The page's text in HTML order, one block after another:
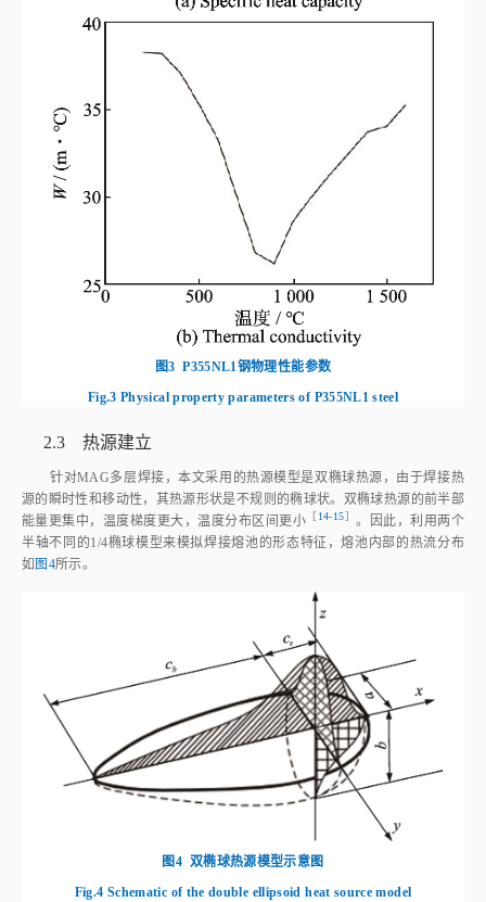
图3 P355NL1钢物理性能参数
Fig.3 Physical property parameters of P355NL1 steel
2.3 热源建立
针对MAG多层焊接，本文采用的热源模型是双椭球热源，由于焊接热
源的瞬时性和移动性，其热源形状是不规则的椭球状。双椭球热源的前半部
能量更集中，温度梯度更大，温度分布区间更小 ［ 14‑15］ 。因此，利用两个
半轴不同的1/4椭球模型来模拟焊接熔池的形态特征，熔池内部的热流分布
如 图4所示。
图4 双椭球热源模型示意图
Fig.4 Schematic of the double ellipsoid heat source model